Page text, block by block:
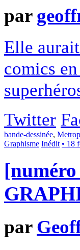
par
Elle
comics
Twitter
bande-dessinée,
Graphisme Inédit • 18
par